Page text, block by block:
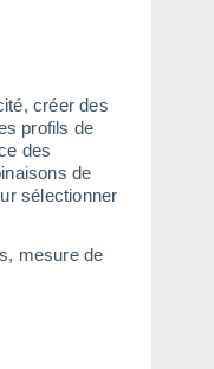
créer des
profils de
des
de
sélectionner
mesure de